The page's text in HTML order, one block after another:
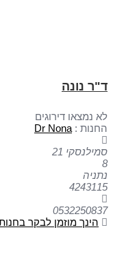
דירוגים
:
Dr Nona
21
מוזמן לבקר בחנות